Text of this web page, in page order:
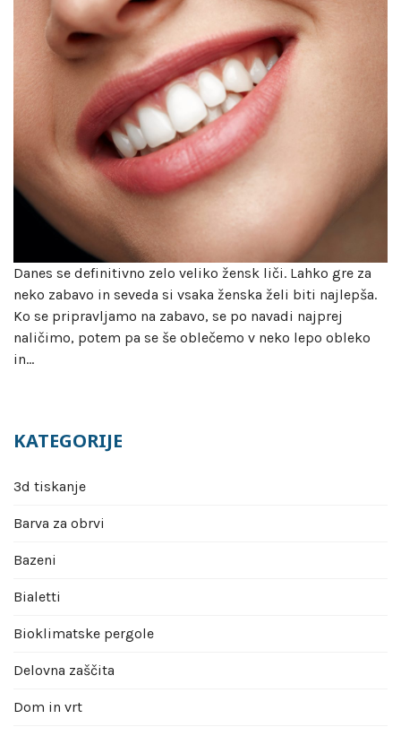
Danes se definitivno zelo veliko žensk liči. Lahko gre za
neko zabavo in seveda si vsaka ženska želi biti najlepša.
Ko se pripravljamo na zabavo, se po navadi najprej
naličimo, potem pa se še oblečemo v neko lepo obleko
in…
KATEGORIJE
3d tiskanje
Barva za obrvi
Bazeni
Bialetti
Bioklimatske pergole
Delovna zaščita
Dom in vrt